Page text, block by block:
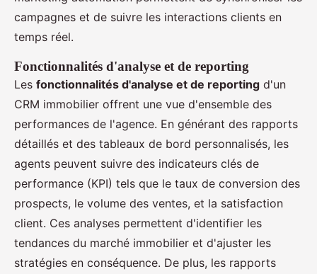
campagnes et de suivre les interactions clients en
temps réel.
Fonctionnalités d'analyse et de reporting
Les fonctionnalités d'analyse et de reporting d'un
CRM immobilier offrent une vue d'ensemble des
performances de l'agence. En générant des rapports
détaillés et des tableaux de bord personnalisés, les
agents peuvent suivre des indicateurs clés de
performance (KPI) tels que le taux de conversion des
prospects, le volume des ventes, et la satisfaction
client. Ces analyses permettent d'identifier les
tendances du marché immobilier et d'ajuster les
stratégies en conséquence. De plus, les rapports